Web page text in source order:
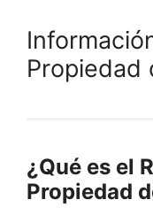
Propiedad
¿Qué es el
Propiedad